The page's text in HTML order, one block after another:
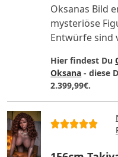
Oksanas Bild
mysteriöse
Entwürfe sind
Hier findest Du
Oksana - diese
2.399,99€.